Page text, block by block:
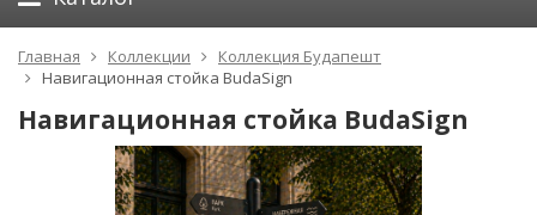
Главная Коллекции
Коллекция Будапешт
Навигационная стойка BudaSign
Навигационная стойка BudaSign